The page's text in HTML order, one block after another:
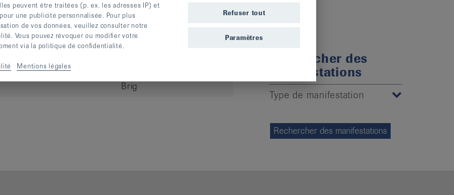
Rechercher des
manifestations
Type de manifestation
Type
Dates
Bewegung
Brig
peuvent être traitées (p. ex. les adresses IP) et
une publicité personnalisée. Pour plus
de vos données, veuillez consulter notre
Vous pouvez révoquer ou modifier votre
via la politique de confidentialité.
Mentions légales
Refuser tout
Paramètres